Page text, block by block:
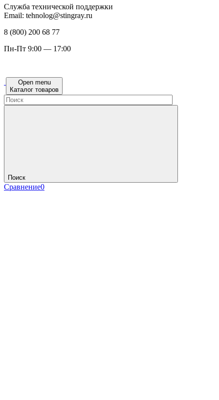
Служба технической поддержки
Email: tehnolog@stingray.ru
8 (800) 200 68 77
Пн-Пт 9:00 — 17:00
Open menu
Каталог товаров
Поиск
Сравнение0